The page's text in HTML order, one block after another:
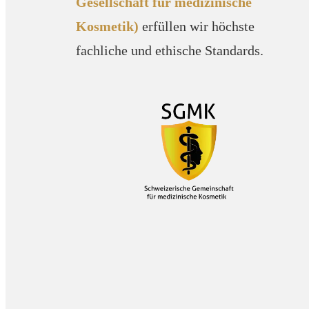
Kosmetik) erfüllen wir höchste
fachliche und ethische Standards.